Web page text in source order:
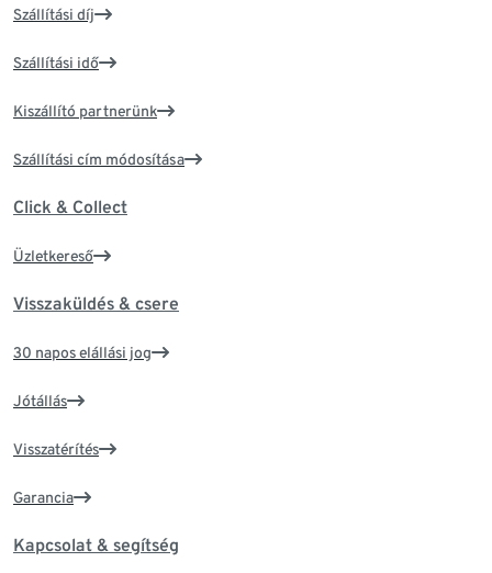
Szállítási díj
Szállítási idő
Kiszállító partnerünk
Szállítási cím módosítása
Click & Collect
Üzletkereső
Visszaküldés & csere
30 napos elállási jog
Jótállás
Visszatérítés
Garancia
Kapcsolat & segítség